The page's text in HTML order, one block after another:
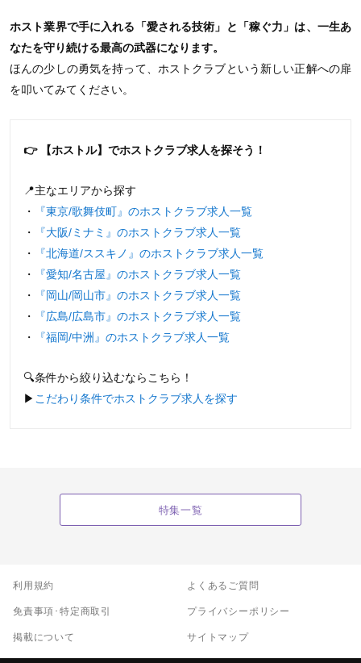
ホスト業界で手に入れる「愛される技術」と「稼ぐ力」は、一生あ
なたを守り続ける最高の武器になります。
ほんの少しの勇気を持って、ホストクラブという新しい正解への扉
を叩いてみてください。
👉 【ホストル】でホストクラブ求人を探そう！
📍主なエリアから探す
・
『東京/歌舞伎町』のホストクラブ求人一覧
・
『大阪/ミナミ』のホストクラブ求人一覧
・
『北海道/ススキノ』のホストクラブ求人一覧
・
『愛知/名古屋』のホストクラブ求人一覧
・
『岡山/岡山市』のホストクラブ求人一覧
・
『広島/広島市』のホストクラブ求人一覧
・
『福岡/中洲』のホストクラブ求人一覧
🔍条件から絞り込むならこちら！
▶︎ こだわり条件でホストクラブ求人を探す
特集一覧
利用規約 よくあるご質問
免責事項･特定商取引 プライバシーポリシー
掲載について サイトマップ